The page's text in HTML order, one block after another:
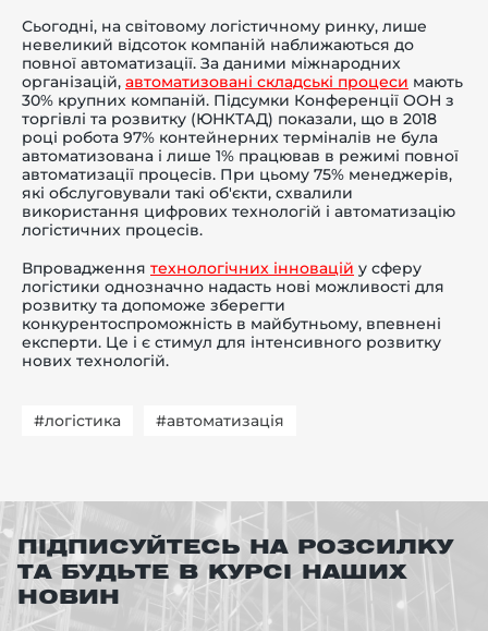
Сьогодні, на світовому логістичному ринку, лише
невеликий відсоток компаній наближаються до
повної автоматизації. За даними міжнародних
організацій, автоматизовані складські процеси мають
30% крупних компаній. Підсумки Конференції ООН з
торгівлі та розвитку (ЮНКТАД) показали, що в 2018
році робота 97% контейнерних терміналів не була
автоматизована і лише 1% працював в режимі повної
автоматизації процесів. При цьому 75% менеджерів,
які обслуговували такі об'єкти, схвалили
використання цифрових технологій і автоматизацію
логістичних процесів.
Впровадження технологічних інновацій у сферу
логістики однозначно надасть нові можливості для
розвитку та допоможе зберегти
конкурентоспроможність в майбутньому, впевнені
експерти. Це і є стимул для інтенсивного розвитку
нових технологій.
#логістика #автоматизація
ПІДПИСУЙТЕСЬ НА РОЗСИЛКУ
ТА БУДЬТЕ В КУРСІ НАШИХ
НОВИН